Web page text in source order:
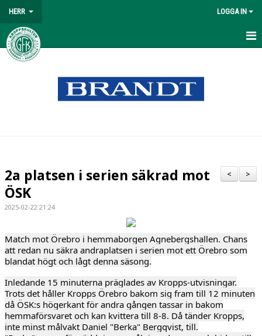
HERR LOGGA IN
HEM
KALENDER
BILDGALLERI
DOKUMENT
KONTAKT
>
<
2a platsen i serien säkrad mot
ÖSK
2025-02-22 21:24
Match mot Örebro i hemmaborgen Agnebergshallen. Chans
att redan nu säkra andraplatsen i serien mot ett Örebro som
blandat högt och lågt denna säsong.
Inledande 15 minuterna präglades av Kropps-utvisningar.
Trots det håller Kropps Örebro bakom sig fram till 12 minuten
då ÖSK:s högerkant för andra gången tassar in bakom
hemmaförsvaret och kan kvittera till 8-8. Då tänder Kropps,
inte minst målvakt Daniel "Berka" Bergqvist, till.